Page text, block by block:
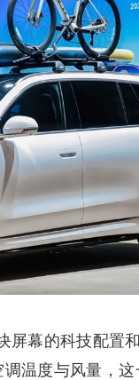
屏幕的科技配置
温度与风量，